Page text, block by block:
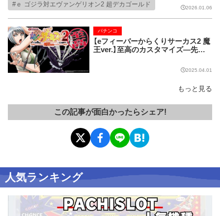
ｅ ゴジラ対エヴァンゲリオン2 超デカゴールド 2026.01.06
【eフィーバーからくりサーカス2 魔
王ver.】至高のカスタマイズ―先読
パチンコ
2025.04.01
もっと見る
この記事が面白かったらシェア!
人気ランキング